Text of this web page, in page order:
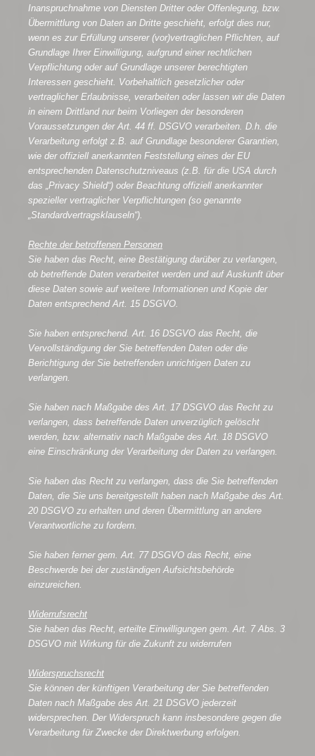
Inanspruchnahme von Diensten Dritter oder Offenlegung, bzw.
Übermittlung von Daten an Dritte geschieht, erfolgt dies nur,
wenn es zur Erfüllung unserer (vor)vertraglichen Pflichten, auf
Grundlage Ihrer Einwilligung, aufgrund einer rechtlichen
Verpflichtung oder auf Grundlage unserer berechtigten
Interessen geschieht. Vorbehaltlich gesetzlicher oder
vertraglicher Erlaubnisse, verarbeiten oder lassen wir die Daten
in einem Drittland nur beim Vorliegen der besonderen
Voraussetzungen der Art. 44 ff. DSGVO verarbeiten. D.h. die
Verarbeitung erfolgt z.B. auf Grundlage besonderer Garantien,
wie der offiziell anerkannten Feststellung eines der EU
entsprechenden Datenschutzniveaus (z.B. für die USA durch
das „Privacy Shield“) oder Beachtung offiziell anerkannter
spezieller vertraglicher Verpflichtungen (so genannte
„Standardvertragsklauseln“).
Rechte der betroffenen Personen
Sie haben das Recht, eine Bestätigung darüber zu verlangen,
ob betreffende Daten verarbeitet werden und auf Auskunft über
diese Daten sowie auf weitere Informationen und Kopie der
Daten entsprechend Art. 15 DSGVO.
Sie haben entsprechend. Art. 16 DSGVO das Recht, die
Vervollständigung der Sie betreffenden Daten oder die
Berichtigung der Sie betreffenden unrichtigen Daten zu
verlangen.
Sie haben nach Maßgabe des Art. 17 DSGVO das Recht zu
verlangen, dass betreffende Daten unverzüglich gelöscht
werden, bzw. alternativ nach Maßgabe des Art. 18 DSGVO
eine Einschränkung der Verarbeitung der Daten zu verlangen.
Sie haben das Recht zu verlangen, dass die Sie betreffenden
Daten, die Sie uns bereitgestellt haben nach Maßgabe des Art.
20 DSGVO zu erhalten und deren Übermittlung an andere
Verantwortliche zu fordern.
Sie haben ferner gem. Art. 77 DSGVO das Recht, eine
Beschwerde bei der zuständigen Aufsichtsbehörde
einzureichen.
Widerrufsrecht
Sie haben das Recht, erteilte Einwilligungen gem. Art. 7 Abs. 3
DSGVO mit Wirkung für die Zukunft zu widerrufen
Widerspruchsrecht
Sie können der künftigen Verarbeitung der Sie betreffenden
Daten nach Maßgabe des Art. 21 DSGVO jederzeit
widersprechen. Der Widerspruch kann insbesondere gegen die
Verarbeitung für Zwecke der Direktwerbung erfolgen.